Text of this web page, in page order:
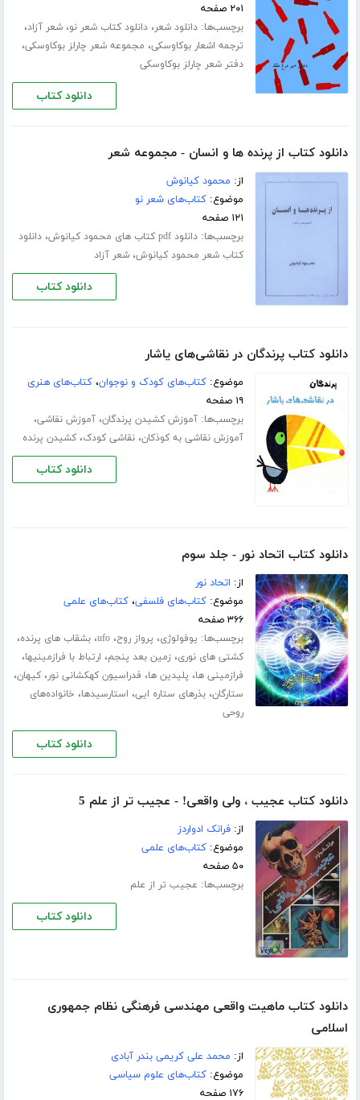
۲۰۱ صفحه
برچسب‌ها:دانلود شعر،دانلود کتاب شعر نو،شعر آزاد،
ترجمه اشعار بوکاوسکی، مجموعه شعر چارلز بوکاوسکی،
دفتر شعر چارلز بوکاوسکی
دانلود کتاب
دانلود کتاب از پرنده ها و انسان - مجموعه شعر
از: محمود کیانوش
موضوع:کتاب‌های شعر نو
۱۲۱ صفحه
برچسب‌ها:دانلود pdf کتاب های محمود کیانوش ،دانلود
کتاب شعر محمود کیانوش،شعر آزاد
دانلود کتاب
دانلود کتاب پرندگان در نقاشی‌های یاشار
موضوع:کتاب‌های کودک و نوجوان،کتاب‌های هنری
۱۹ صفحه
برچسب‌ها:آموزش کشیدن پرندگان،آموزش نقاشی،
آموزش نقاشی به کوذکان،نقاشی کودک،کشیدن پرنده
دانلود کتاب
دانلود کتاب اتحاد نور - جلد سوم
از: اتحاد نور
موضوع:کتاب‌های فلسفی،کتاب‌های علمی
۳۶۶ صفحه
برچسب‌ها: یوفولوژی، پرواز روح،ufo،بشقاب های پرنده،
کشتی های نوری، زمین بعد پنجم، ارتباط با فرازمینیها،
فرازمینی ها، پلیدین ها، فدراسیون کهکشانی نور،کیهان،
ستارگان،بذرهای ستاره ایی، استارسیدها، خانواده‌های
روحی
دانلود کتاب
دانلود کتاب عجیب ، ولی واقعی! - عجیب تر از علم 5
از:فرانک ادواردز
موضوع:کتاب‌های علمی
۵۰ صفحه
برچسب‌ها: عجیب تر از علم
دانلود کتاب
دانلود کتاب ماهیت واقعی مهندسی فرهنگی نظام جمهوری
اسلامی
از: محمد علی کریمی بندر آبادی
موضوع:کتاب‌های علوم سیاسی
۱۷۶ صفحه